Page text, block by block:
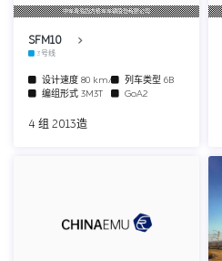
中车青岛四方机车车辆股份有限公司
SFM10
3号线
设计速度 80 km/h 列车类型 6B
编组形式 3M3T GoA2
4 组 2013造